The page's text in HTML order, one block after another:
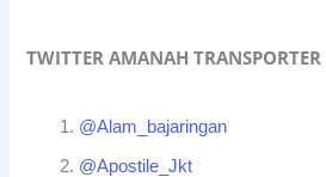
TWITTER AMANAH TRANSPORTER
@Alam_bajaringan
@Apostile_Jkt